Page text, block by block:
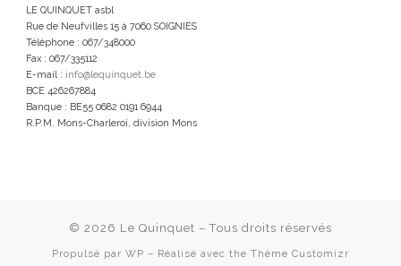
LE QUINQUET asbl
Rue de Neufvilles 15 à 7060 SOIGNIES
Téléphone : 067/348000
Fax : 067/335112
E-mail : info@lequinquet.be
BCE 426267884
Banque : BE55 0682 0191 6944
R.P.M. Mons-Charleroi, division Mons
© 2026 Le Quinquet – Tous droits réservés
Propulsé par WP – Réalisé avec the Thème Customizr